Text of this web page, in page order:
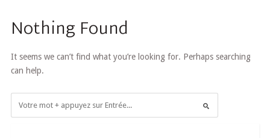
Nothing Found
It seems we can’t find what you’re looking for. Perhaps searching
can help.